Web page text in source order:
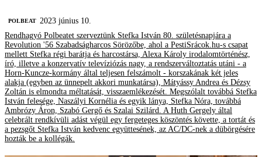
‎POLBEAT 2023 június 10.
Rendhagyó Polbeatet szerveztünk Stefka István 80. születésnapjára a
Revolution '56 Szabadságharcos Sörözőbe, ahol a PestiSrácok.hu-s csapat
mellett Stefka régi barátja és harcostársa, Alexa Károly irodalomtörténész,
író, illetve a konzervatív televíziózás nagy, a rendszerváltoztatás utáni - a
Horn-Kuncze-kormány által teljesen felszámolt - korszakának két jeles
alakja (egyben az ünnepelt akkori munkatársa), Mátyássy Andrea és Dézsy
Zoltán is elmondta méltatását, visszaemlékezését. Megszólalt továbbá Stefka
István felesége, Naszályi Kornélia és egyik lánya, Stefka Nóra, továbbá
Ambrózy Áron, Szabó Gergő és Szalai Szilárd. A Huth Gergely által
celebrált rendkívüli adást végül egy fergeteges köszöntés követte, a tortát és
a pezsgőt Stefka István kedvenc együttesének, az AC/DC-nek a dübörgésére
hozták be a kollégák.